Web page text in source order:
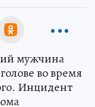
мужчина
во время
Инцидент